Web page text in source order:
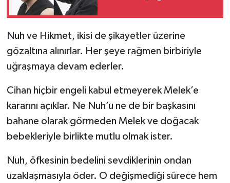
Nuh ve Hikmet, ikisi de şikayetler üzerine
gözaltına alınırlar. Her şeye rağmen birbiriyle
uğraşmaya devam ederler.
Cihan hiçbir engeli kabul etmeyerek Melek’e
kararını açıklar. Ne Nuh’u ne de bir başkasını
bahane olarak görmeden Melek ve doğacak
bebekleriyle birlikte mutlu olmak ister.
Nuh, öfkesinin bedelini sevdiklerinin ondan
uzaklaşmasıyla öder. O değişmediği sürece hem